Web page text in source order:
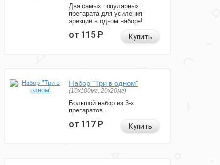
Два самых популярных
препарата для усиления
эрекции в одном наборе!
от 115Р Купить
Набор "Три в одном"
(10x100мг, 20x20мг)
Большой набор из 3-х
препаратов.
от 117Р Купить